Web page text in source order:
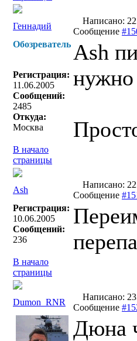
Геннадий
Написано:
Сообщение
Обозреватель
Регистрация:
11.06.2005
Сообщений:
2485
Откуда:
Москва
Ash
нужно
В начало
страницы
Ash
Написано:
Сообщение
Регистрация:
10.06.2005
Сообщений:
236
В начало
страницы
Dumon_RNR
Написано:
Сообщение
Дюна